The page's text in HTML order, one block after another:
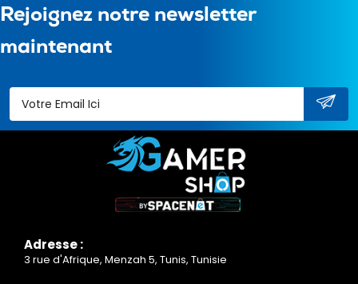
Rejoignez notre newsletter
maintenant
Adresse :
3 rue d'Afrique, Menzah 5, Tunis, Tunisie